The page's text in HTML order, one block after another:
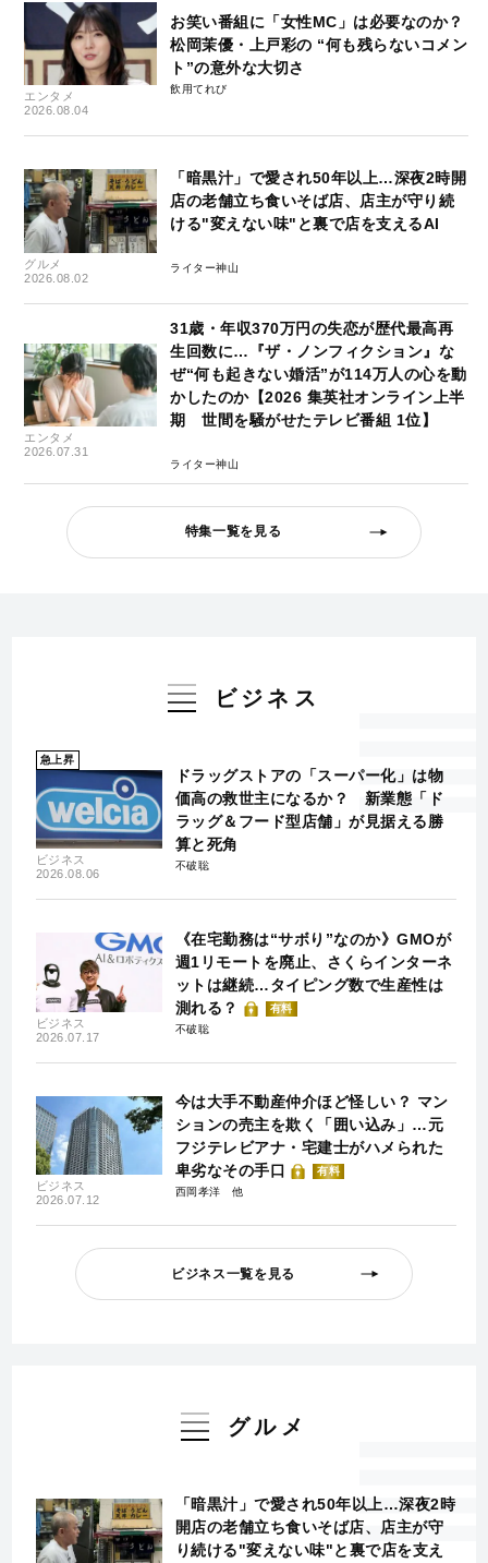
エンタメ
2026.08.04
お笑い番組に「女性MC」は必要なのか？
松岡茉優・上戸彩の “何も残らないコメン
ト”の意外な大切さ
飲用てれび
グルメ
2026.08.02
「暗黒汁」で愛され50年以上…深夜2時開
店の老舗立ち食いそば店、店主が守り続
ける"変えない味"と裏で店を支えるAI
ライター神山
エンタメ
2026.07.31
31歳・年収370万円の失恋が歴代最高再
生回数に…『ザ・ノンフィクション』な
ぜ“何も起きない婚活”が114万人の心を動
かしたのか【2026 集英社オンライン上半
期 世間を騒がせたテレビ番組 1位】
ライター神山
特集一覧を見る
ビジネス
急上昇
ビジネス
2026.08.06
ドラッグストアの「スーパー化」は物
価高の救世主になるか？ 新業態「ド
ラッグ＆フード型店舗」が見据える勝
算と死角
不破聡
ビジネス
2026.07.17
《在宅勤務は“サボり”なのか》GMOが
週1リモートを廃止、さくらインターネ
ットは継続…タイピング数で生産性は
測れる？
有料
不破聡
ビジネス
2026.07.12
今は大手不動産仲介ほど怪しい？ マン
ションの売主を欺く「囲い込み」…元
フジテレビアナ・宅建士がハメられた
卑劣なその手口
有料
西岡孝洋
ビジネス一覧を見る
グルメ
「暗黒汁」で愛され50年以上…深夜2時
開店の老舗立ち食いそば店、店主が守
り続ける"変えない味"と裏で店を支え